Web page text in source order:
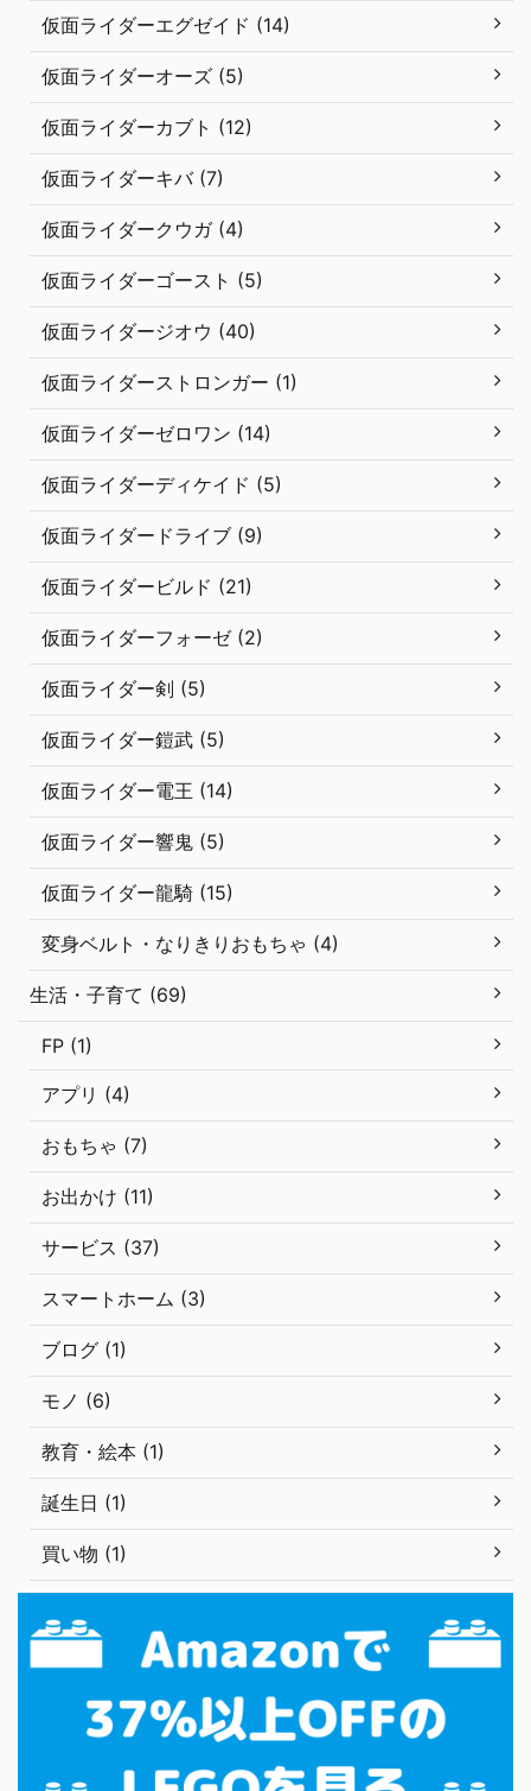
仮面ライダーエグゼイド (14)
仮面ライダーオーズ (5)
仮面ライダーカブト (12)
仮面ライダーキバ (7)
仮面ライダークウガ (4)
仮面ライダーゴースト (5)
仮面ライダージオウ (40)
仮面ライダーストロンガー (1)
仮面ライダーゼロワン (14)
仮面ライダーディケイド (5)
仮面ライダードライブ (9)
仮面ライダービルド (21)
仮面ライダーフォーゼ (2)
仮面ライダー剣 (5)
仮面ライダー鎧武 (5)
仮面ライダー電王 (14)
仮面ライダー響鬼 (5)
仮面ライダー龍騎 (15)
変身ベルト・なりきりおもちゃ (4)
生活・子育て (69)
FP (1)
アプリ (4)
おもちゃ (7)
お出かけ (11)
サービス (37)
スマートホーム (3)
ブログ (1)
モノ (6)
教育・絵本 (1)
誕生日 (1)
買い物 (1)